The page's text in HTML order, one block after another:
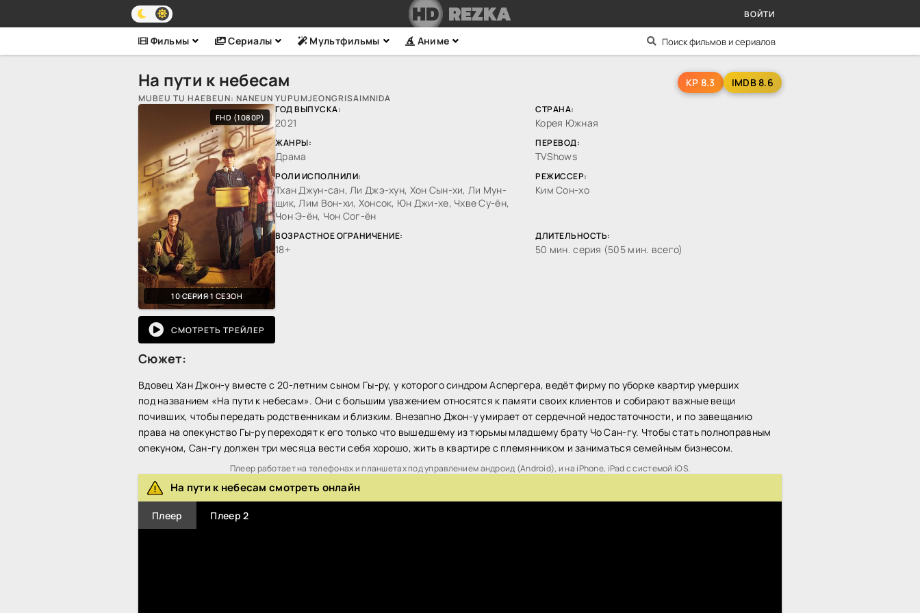
HDREZKA ВОЙТИ
Фильмы Сериалы Мультфильмы Аниме
На пути к небесам
MUBEU TU HAEBEUN: NANEUN YUPUMJEONGRISAIMNIDA
KP 8.3 IMDB 8.6
FHD (1080P)
10 СЕРИЯ 1 СЕЗОН
СМОТРЕТЬ ТРЕЙЛЕР
ГОД ВЫПУСКА:
2021
СТРАНА:
Корея Южная
ЖАНРЫ:
Драма
ПЕРЕВОД:
TVShows
РОЛИ ИСПОЛНИЛИ:
Тхан Джун-сан, Ли Джэ-хун, Хон Сын-хи, Ли Мун-
щик, Лим Вон-хи, Хонсок, Юн Джи-хе, Чхве Су-ён,
Чон Э-ён, Чон Сог-ён
РЕЖИССЕР:
Ким Сон-хо
ВОЗРАСТНОЕ ОГРАНИЧЕНИЕ:
18+
ДЛИТЕЛЬНОСТЬ:
50 мин. серия (505 мин. всего)
Сюжет:
Вдовец Хан Джон-у вместе с 20-летним сыном Гы-ру, у которого синдром Аспергера, ведёт фирму по уборке квартир умерших
под названием «На пути к небесам». Они с большим уважением относятся к памяти своих клиентов и собирают важные вещи
почивших, чтобы передать родственникам и близким. Внезапно Джон-у умирает от сердечной недостаточности, и по завещанию
права на опекунство Гы-ру переходят к его только что вышедшему из тюрьмы младшему брату Чо Сан-гу. Чтобы стать полноправным
опекуном, Сан-гу должен три месяца вести себя хорошо, жить в квартире с племянником и заниматься семейным бизнесом.
Плеер работает на телефонах и планшетах под управлением андроид (Android), и на iPhone, iPad с системой iOS.
На пути к небесам смотреть онлайн
Плеер Плеер 2